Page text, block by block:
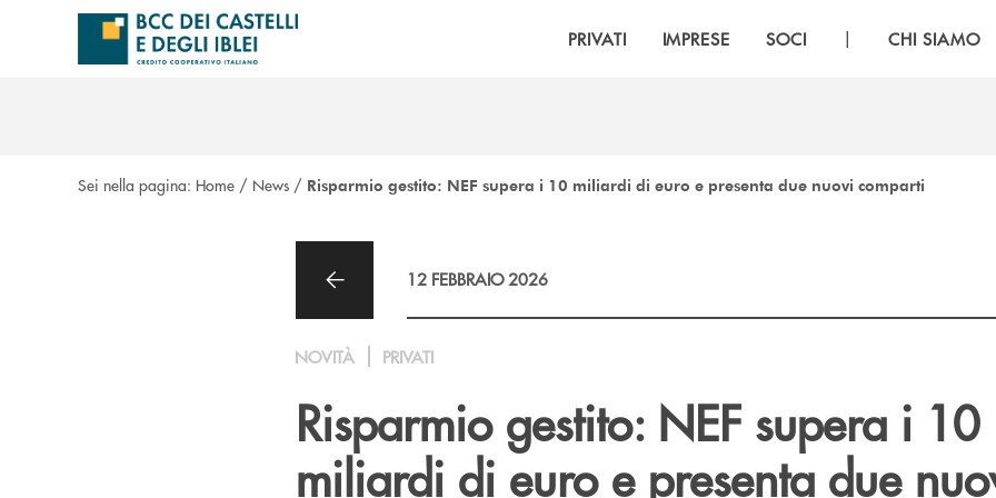
Salta al contenuto principale
PRIVATI IMPRESE SOCI | CHI SIAMO
Sei nella pagina: Home / News / Risparmio gestito: NEF supera i 10 miliardi di euro e presenta due nuovi comparti
12 FEBBRAIO 2026
NOVITÀ PRIVATI
Risparmio gestito: NEF supera i 10
miliardi di euro e presenta due